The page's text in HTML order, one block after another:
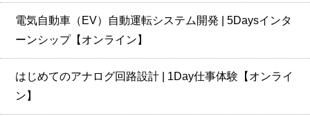
電気自動車（EV）自動運転システム開発 | 5Daysインタ
ーンシップ【オンライン】
はじめてのアナログ回路設計 | 1Day仕事体験【オンライ
ン】